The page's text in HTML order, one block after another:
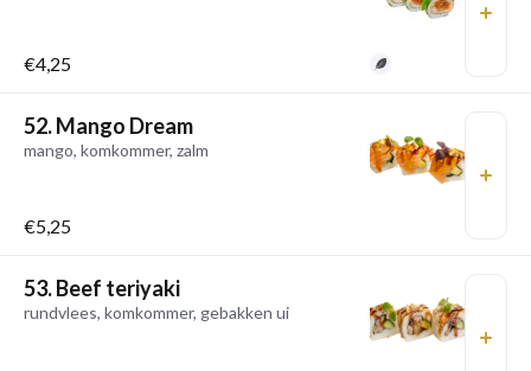
€4,25
52. Mango Dream
mango, komkommer, zalm
€5,25
53. Beef teriyaki
rundvlees, komkommer, gebakken ui